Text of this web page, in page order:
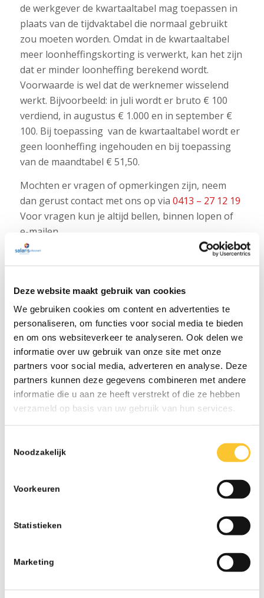
Deze website maakt gebruik van cookies
We gebruiken cookies om content en advertenties te
personaliseren, om functies voor social media te bieden
en om ons websiteverkeer te analyseren. Ook delen we
informatie over uw gebruik van onze site met onze
partners voor social media, adverteren en analyse. Deze
partners kunnen deze gegevens combineren met andere
informatie die u aan ze heeft verstrekt of die ze hebben
verzameld op basis van uw gebruik van hun services.
Noodzakelijk
Voorkeuren
Statistieken
Marketing
de werkgever de kwartaaltabel mag toepassen in
plaats van de tijdvaktabel die normaal gebruikt
zou moeten worden. Omdat in de kwartaaltabel
meer loonheffingskorting is verwerkt, kan het zijn
dat er minder loonheffing berekend wordt.
Voorwaarde is wel dat de werknemer wisselend
werkt. Bijvoorbeeld: in juli wordt er bruto € 100
verdiend, in augustus € 1.000 en in september €
100. Bij toepassing van de kwartaaltabel wordt er
geen loonheffing ingehouden en bij toepassing
van de maandtabel € 51,50.
Mochten er vragen of opmerkingen zijn, neem
dan gerust contact met ons op via 0413 – 27 12 19
Voor vragen kun je altijd bellen, binnen lopen of
e-mailen.
Astrid, Beppie, Debbie, Rob, Stefan en Vivian
LAATSTE NIEUWS
Nieuwsbrief week 31 Werkkostenregeling bij
herstructurering
07-26 - 13:02
Nieuwsbrief week 30 Subsidieregeling
07-26 - 08:10
Nieuwsbrief week 24 Subsidie Praktijkleren &